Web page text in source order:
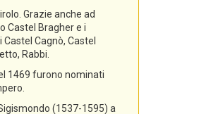
Grazie anche ad
Castel Bragher e i
Cagnò, Castel
Rabbi.
1469 furono nominati
(1537-1595) a